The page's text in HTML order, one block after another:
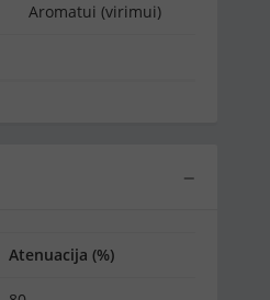
Aromatui (virimui)
−
Atenuacija (%)